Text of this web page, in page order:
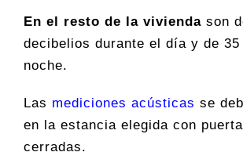
En el resto de la viviendason
decibelios durante el día y de
noche.
Las mediciones acústicas se
en la estancia elegida con
cerradas.